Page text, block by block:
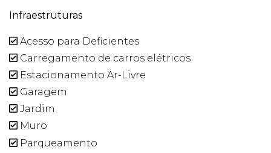
Infraestruturas
Acesso para Deficientes
Carregamento de carros elétricos
Estacionamento Ar-Livre
Garagem
Jardim
Muro
Parqueamento